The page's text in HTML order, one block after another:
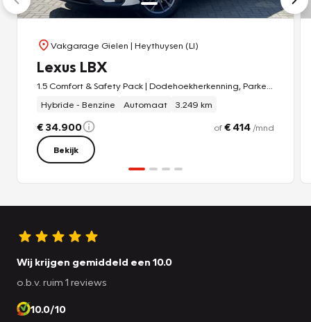
Vakgarage Gielen | Heythuysen (LI)
Lexus LBX
Hybride - Benzine
Automaat 3.249 km
€ 34.900 of€ 414 /mnd
Bekijk
Wij krijgen gemiddeld een 10.0
o.b.v. ruim 1 reviews
10.0/10